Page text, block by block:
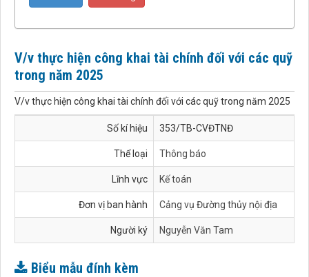
V/v thực hiện công khai tài chính đối với các quỹ
trong năm 2025
V/v thực hiện công khai tài chính đối với các quỹ trong năm 2025
Số kí hiệu 353/TB-CVĐTNĐ
Thể loại Thông báo
Lĩnh vực Kế toán
Đơn vị ban hành Cảng vụ Đường thủy nội địa
Người ký Nguyễn Văn Tam
Biểu mẫu đính kèm